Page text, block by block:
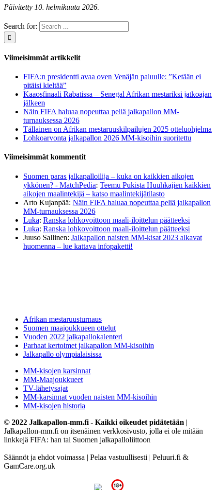
Päivitetty 10. helmikuuta 2026.
Search for:
Viimeisimmät artikkelit
FIFA:n presidentti avaa oven Venäjän paluulle: ”Ketään ei
pitäisi kieltää”
Kaaosfinaali Rabatissa – Senegal Afrikan mestariksi jatkoajan
jälkeen
Näin FIFA haluaa nopeuttaa peliä jalkapallon MM-
turnauksessa 2026
Tällainen on Afrikan mestaruuskilpailujen 2025 otteluohjelma
Lohkoarvonta jalkapallon 2026 MM-kisoihin suoritettu
Viimeisimmät kommentit
Suomen paras jalkapalloilija – kuka on kaikkien aikojen
ykkönen? - MatchPedia: Teemu Pukista Huuhkajien kaikkien
aikojen maalintekijä – katso maalintekijätilasto
Arto Kujanpää: Näin FIFA haluaa nopeuttaa peliä jalkapallon
MM-turnauksessa 2026
Luka: Ranska lohkovoittoon maali-iloittelun päätteeksi
Luka: Ranska lohkovoittoon maali-iloittelun päätteeksi
Juuso Sallinen: Jalkapallon naisten MM-kisat 2023 alkavat
huomenna – lue kattava infopaketti!
Afrikan mestaruusturnaus
Suomen maajoukkueen ottelut
Vuoden 2022 jalkapallokalenteri
Parhaat kertoimet jalkapallon MM-kisoihin
Jalkapallo olympialaisissa
MM-kisojen karsinnat
MM-Maajoukkueet
TV-lähetysajat
MM-karsinnat vuoden naisten MM-kisoihin
MM-kisojen historia
© 2022 Jalkapallon-mm.fi - Kaikki oikeudet pidätetään |
Jalkapallon-mm.fi on itsenäinen verkkosivusto, jolla ei ole mitään
linkkejä FIFA: han tai Suomen jalkapalloliittoon
Säännöt ja ehdot voimassa | Pelaa vastuullisesti | Peluuri.fi &
GamCare.org.uk